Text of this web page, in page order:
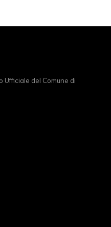
Ufficiale del Comune di